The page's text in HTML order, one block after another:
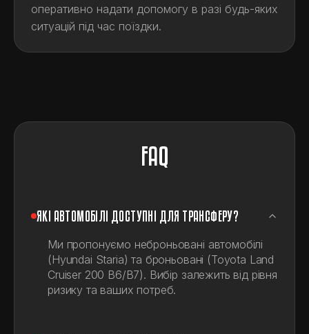
оперативно надати допомогу в разі будь-яких
ситуацій під час поїздки.
FAQ
ЯКІ АВТОМОБІЛІ ДОСТУПНІ ДЛЯ ТРАНСФЕРУ?
Ми пропонуємо неброньовані автомобілі
(Hyundai Staria) та броньовані (Toyota Land
Cruiser 200 В6/В7). Вибір залежить від рівня
ризику та ваших потреб.